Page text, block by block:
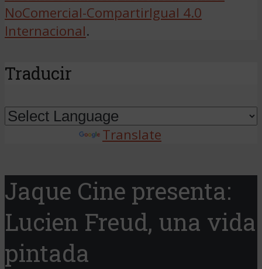
NoComercial-CompartirIgual 4.0
Internacional.
Traducir
Translate
Jaque Cine presenta:
Lucien Freud, una vida
pintada